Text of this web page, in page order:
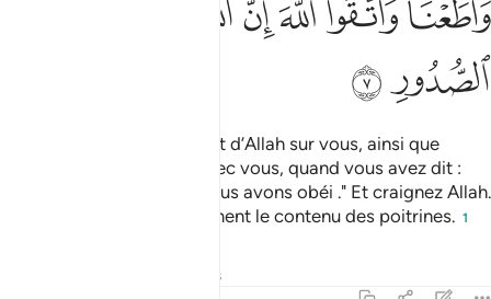
ﲍﲎﲏﲐﲑﲒﲓ
ﲖﲗ
Et rappelez-vous le bienfait d’Allah sur vous, ainsi que
l’alliance qu’Il a conclue avec vous, quand vous avez dit :
"Nous avons entendu et nous avons obéi ." Et craignez Allah.
Car Allah connaît parfaitement le contenu des poitrines. 1
Réflexions